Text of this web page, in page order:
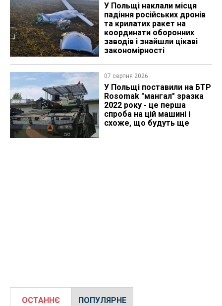
У Польщі наклали місця
падіння російських дронів
та крилатих ракет на
координати оборонних
заводів і знайшли цікаві
закономірності
07 серпня 2026
У Польщі поставили на БТР
Rosomak "мангал" зразка
2022 року - це перша
спроба на цій машині і
схоже, що будуть ще
ОСТАННЄ ПОПУЛЯРНЕ